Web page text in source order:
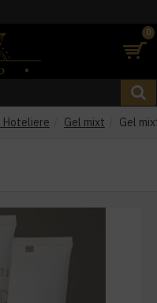
0
Hoteliere Gel mixt Gel